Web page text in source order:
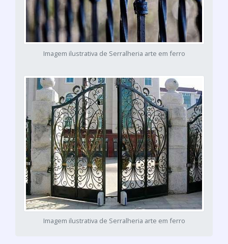
Imagem ilustrativa de Serralheria arte em ferro
Imagem ilustrativa de Serralheria arte em ferro